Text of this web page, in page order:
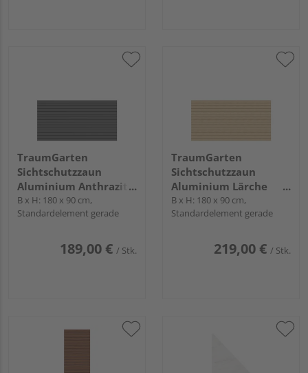
TraumGarten
Sichtschutzzaun
Aluminium Anthrazit
"SYSTEM RHOMBUS"
B x H: 180 x 90 cm,
Standardelement gerade
189,00 € / Stk.
TraumGarten
Sichtschutzzaun
Aluminium Lärche
"SYSTEM RHOMBUS"
B x H: 180 x 90 cm,
Standardelement gerade
219,00 € / Stk.